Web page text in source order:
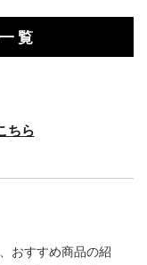
覧
ちら
おすすめ商品の紹